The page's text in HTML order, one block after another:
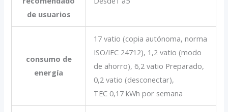
de usuarios
consumo de
energía
17 vatio (copia autónoma, norma
ISO/IEC 24712), 1,2 vatio (modo
de ahorro), 6,2 vatio Preparado,
0,2 vatio (desconectar),
TEC 0,17 kWh por semana